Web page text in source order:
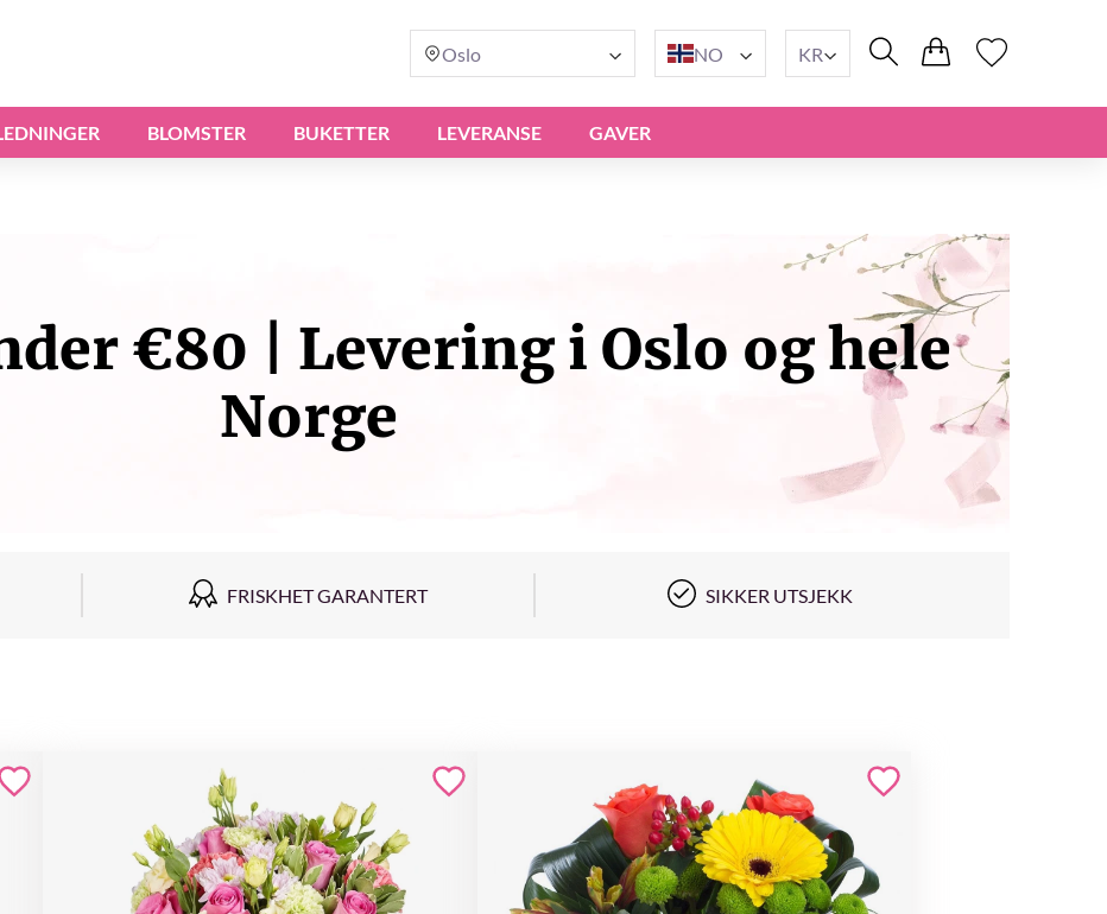
Oslo NO KR
BLOMSTER BUKETTER LEVERANSE GAVER
€80 | Levering i Oslo og hele
Norge
FRISKHET GARANTERT SIKKER UTSJEKK